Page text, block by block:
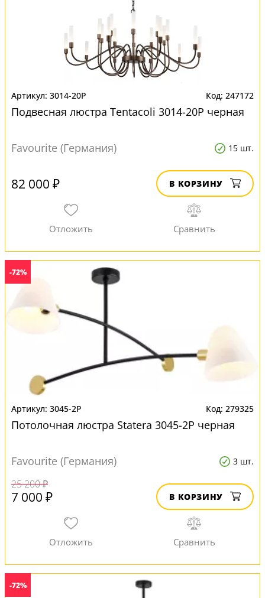
3014-20P 247172
Подвесная люстра Tentacoli 3014-20P черная
Favourite (Германия) 15 шт.
82 000 ₽ В КОРЗИНУ
-72%
3045-2P 279325
Потолочная люстра Statera 3045-2P черная
Favourite (Германия) 3 шт.
25 200 ₽
7 000 ₽ В КОРЗИНУ
-72%